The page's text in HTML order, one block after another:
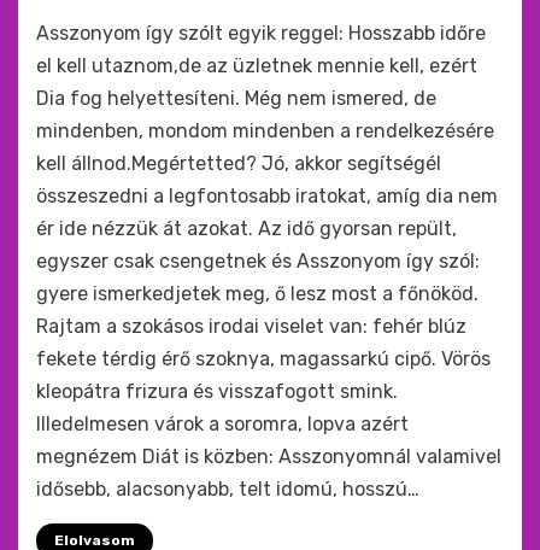
Asszonyom így szólt egyik reggel: Hosszabb időre
el kell utaznom,de az üzletnek mennie kell, ezért
Dia fog helyettesíteni. Még nem ismered, de
mindenben, mondom mindenben a rendelkezésére
kell állnod.Megértetted? Jó, akkor segítségél
összeszedni a legfontosabb iratokat, amíg dia nem
ér ide nézzük át azokat. Az idő gyorsan repült,
egyszer csak csengetnek és Asszonyom így szól:
gyere ismerkedjetek meg, ő lesz most a főnököd.
Rajtam a szokásos irodai viselet van: fehér blúz
fekete térdig érő szoknya, magassarkú cipő. Vörös
kleopátra frizura és visszafogott smink.
Illedelmesen várok a soromra, lopva azért
megnézem Diát is közben: Asszonyomnál valamivel
idősebb, alacsonyabb, telt idomú, hosszú…
Elolvasom